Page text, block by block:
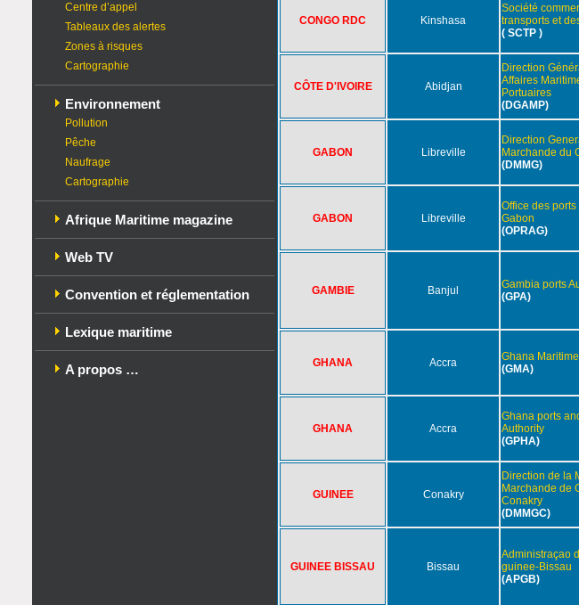
Centre d’appel
Tableaux des alertes
Zones à risques
Cartographie
Environnement
Pollution
Pêche
Naufrage
Cartographie
Afrique Maritime magazine
Web TV
Convention et réglementation
Lexique maritime
A propos …
CONGO RDC Kinshasa
Société
transports et
( SCTP )
CÔTE D'IVOIRE Abidjan
Direction
Affaires
Portuaires
(DGAMP)
GABON Libreville
Direction
Marchande du
(DMMG)
GABON Libreville
Office des
Gabon
(OPRAG)
GAMBIE Banjul
Gambia ports
(GPA)
GHANA Accra
Ghana
(GMA)
GHANA Accra
Ghana ports
Authority
(GPHA)
GUINEE Conakry
Direction de la
Marchande de
Conakry
(DMMGC)
GUINEE BISSAU Bissau
Administraçao
guinee-Bissau
(APGB)